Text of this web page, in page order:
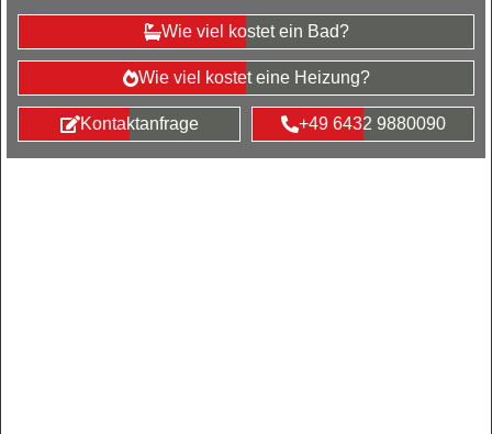
Wie viel kostet ein Bad?
Wie viel kostet eine Heizung?
Kontaktanfrage +49 6432 9880090